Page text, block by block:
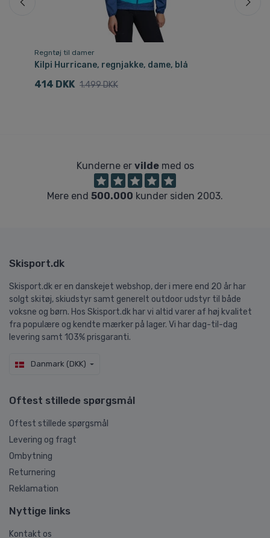
Regntøj til damer
Kilpi Hurricane, regnjakke, dame, blå
414 DKK 1.499 DKK
Kunderne er vildemed os
Mere end 500.000 kunder siden 2003.
Skisport.dk
Skisport.dk er en danskejet webshop, der i mere end 20 år har
solgt skitøj, skiudstyr samt generelt outdoor udstyr til både
voksne og børn. Hos Skisport.dk har vi altid varer af høj kvalitet
fra populære og kendte mærker på lager. Vi har dag-til-dag
levering samt 103% prisgaranti.
Danmark (DKK)
Oftest stillede spørgsmål
Oftest stillede spørgsmål
Levering og fragt
Ombytning
Returnering
Reklamation
Nyttige links
Kontakt os